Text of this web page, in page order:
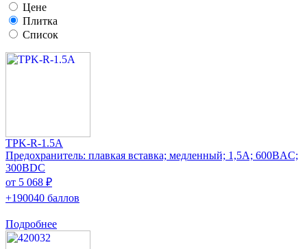
Цене
Плитка
Список
TPK-R-1.5A
Предохранитель: плавкая вставка; медленный; 1,5А; 600ВAC;
300ВDC
от 5 068 ₽
+190040 баллов
Подробнее